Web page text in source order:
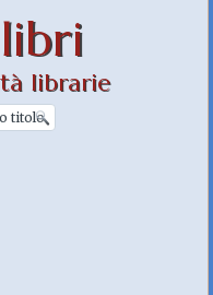
librarie